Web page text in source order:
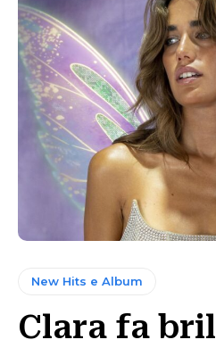
New Hits e Album
Clara fa